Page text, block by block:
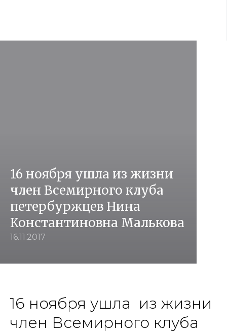
16 ноября ушла из жизни
член Всемирного клуба
петербуржцев Нина
Константиновна Малькова
16.11.2017
16 ноября ушла из жизни
член Всемирного клуба